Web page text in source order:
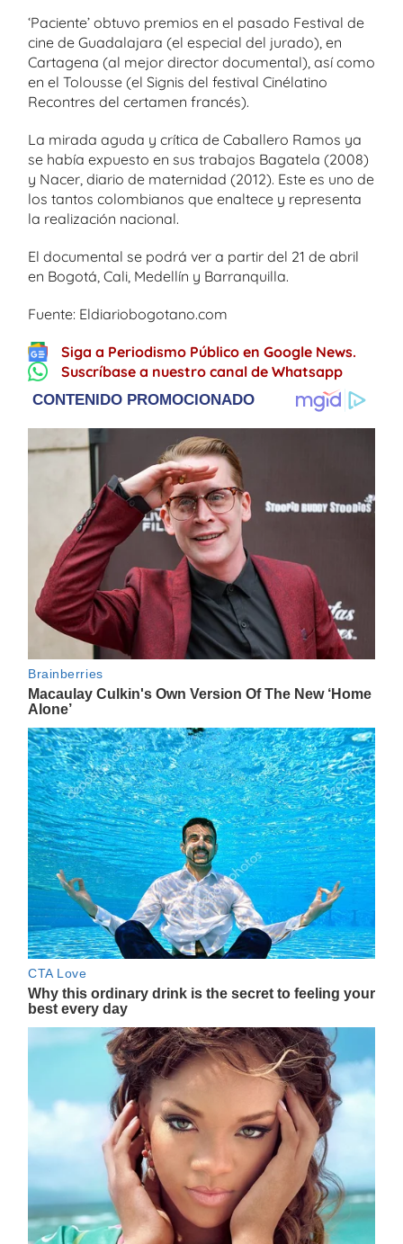
‘Paciente’ obtuvo premios en el pasado Festival de
cine de Guadalajara (el especial del jurado), en
Cartagena (al mejor director documental), así como
en el Tolousse (el Signis del festival Cinélatino
Recontres del certamen francés).
La mirada aguda y crítica de Caballero Ramos ya
se había expuesto en sus trabajos Bagatela (2008)
y Nacer, diario de maternidad (2012). Este es uno de
los tantos colombianos que enaltece y representa
la realización nacional.
El documental se podrá ver a partir del 21 de abril
en Bogotá, Cali, Medellín y Barranquilla.
Fuente: Eldiariobogotano.com
Siga a Periodismo Público en Google News.
Suscríbase a nuestro canal de Whatsapp